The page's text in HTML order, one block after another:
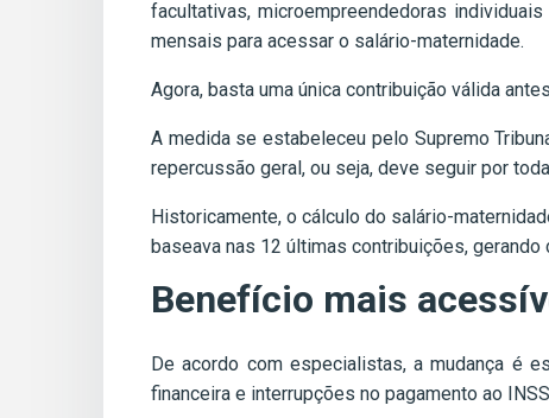
facultativas, microempreendedoras
mensais para acessar o salário-maternidade.
Agora, basta uma única contribuição válida
A medida se estabeleceu pelo Supremo
repercussão geral, ou seja, deve seguir por
Historicamente, o cálculo do salário-
baseava nas 12 últimas contribuições,
Benefício mais
De acordo com especialistas, a mudança é
financeira e interrupções no pagamento ao